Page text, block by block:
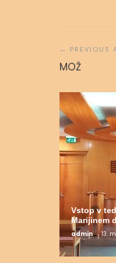
MOŽ
Vstop v
Marijinem
admin 13.